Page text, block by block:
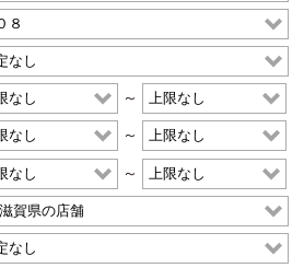
～
～
～